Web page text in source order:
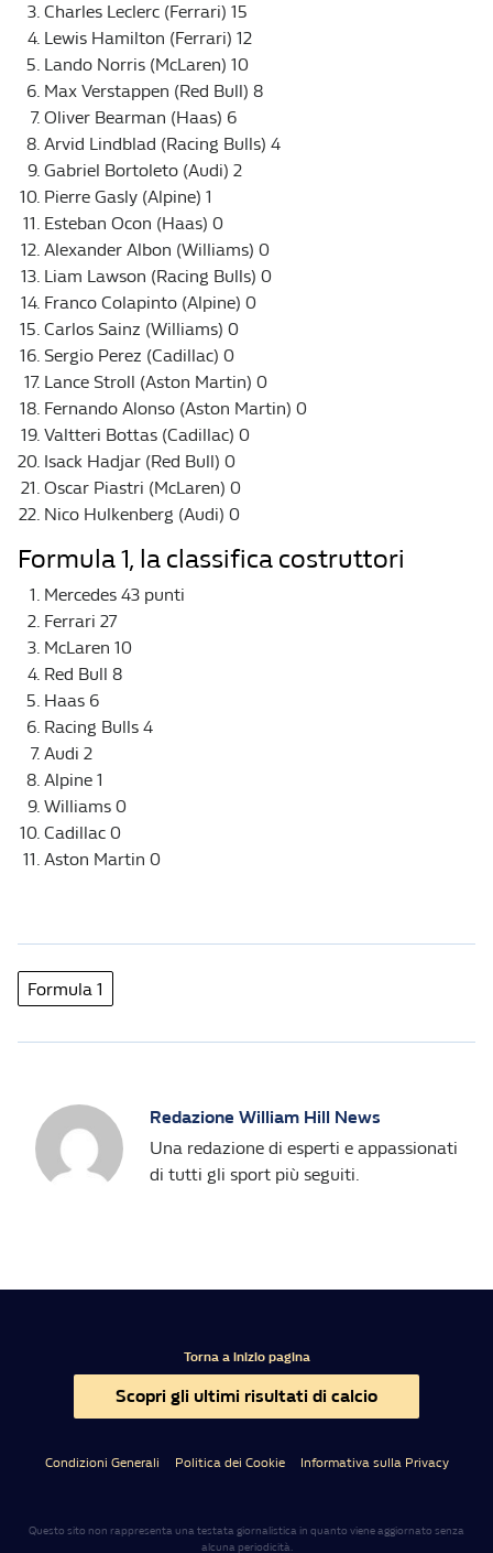
Charles Leclerc (Ferrari) 15
Lewis Hamilton (Ferrari) 12
Lando Norris (McLaren) 10
Max Verstappen (Red Bull) 8
Oliver Bearman (Haas) 6
Arvid Lindblad (Racing Bulls) 4
Gabriel Bortoleto (Audi) 2
Pierre Gasly (Alpine) 1
Esteban Ocon (Haas) 0
Alexander Albon (Williams) 0
Liam Lawson (Racing Bulls) 0
Franco Colapinto (Alpine) 0
Carlos Sainz (Williams) 0
Sergio Perez (Cadillac) 0
Lance Stroll (Aston Martin) 0
Fernando Alonso (Aston Martin) 0
Valtteri Bottas (Cadillac) 0
Isack Hadjar (Red Bull) 0
Oscar Piastri (McLaren) 0
Nico Hulkenberg (Audi) 0
Formula 1, la classifica costruttori
Mercedes 43 punti
Ferrari 27
McLaren 10
Red Bull 8
Haas 6
Racing Bulls 4
Audi 2
Alpine 1
Williams 0
Cadillac 0
Aston Martin 0
Formula 1
Redazione William Hill News
Una redazione di esperti e appassionati
di tutti gli sport più seguiti.
Torna a inizio pagina
Scopri gli ultimi risultati di calcio
Condizioni Generali Politica dei Cookie Informativa sulla Privacy
Questo sito non rappresenta una testata giornalistica in quanto viene aggiornato senza
alcuna periodicità.